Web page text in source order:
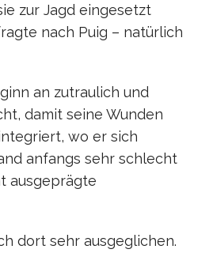
zur Jagd eingesetzt
nach Puig – natürlich
an zutraulich und
damit seine Wunden
wo er sich
anfangs sehr schlecht
ausgeprägte
dort sehr ausgeglichen.